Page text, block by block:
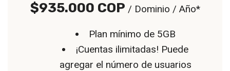
$935.000 COP / Dominio / Año*
Plan mínimo de 5GB
¡Cuentas ilimitadas! Puede
agregar el número de usuarios